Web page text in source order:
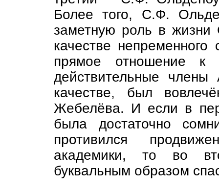
Более того, С.Ф.
заметную роль в
качестве
прямое отношение
действительные
качестве, был
Жебелёва. И если в
была достаточно
противился
академики, то во
буквальным образом